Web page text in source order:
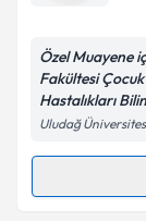
Metni
Özel Muayene
Fakültesi
Hastalıkları
Uludağ